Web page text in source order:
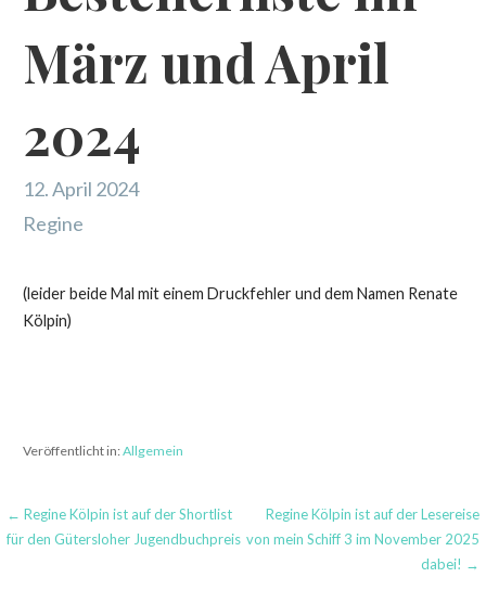
März und April
2024
12. April 2024
Regine
(leider beide Mal mit einem Druckfehler und dem Namen Renate
Kölpin)
Veröffentlicht in:Allgemein
Beitragsnavigation
← Regine Kölpin ist auf der Shortlist
für den Gütersloher Jugendbuchpreis
Regine Kölpin ist auf der Lesereise
von mein Schiff 3 im November 2025
dabei! →